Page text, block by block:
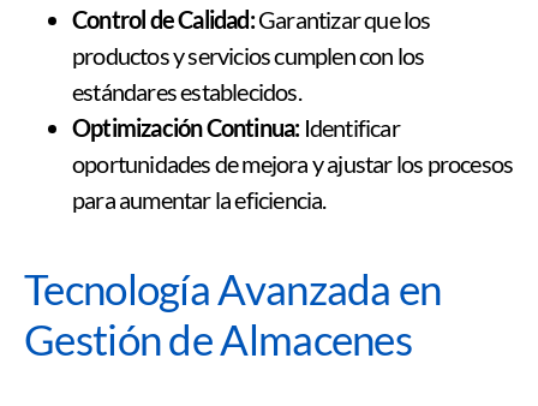
Control de Calidad:Garantizar que los
productos y servicios cumplen con los
estándares establecidos.
Optimización Continua:Identificar
oportunidades de mejora y ajustar los procesos
para aumentar la eficiencia.
Tecnología Avanzada en
Gestión de Almacenes